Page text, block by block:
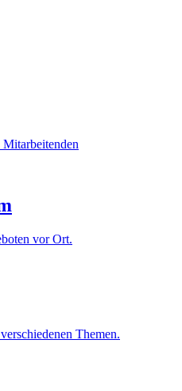
Mitarbeitenden
vor Ort.
Themen.